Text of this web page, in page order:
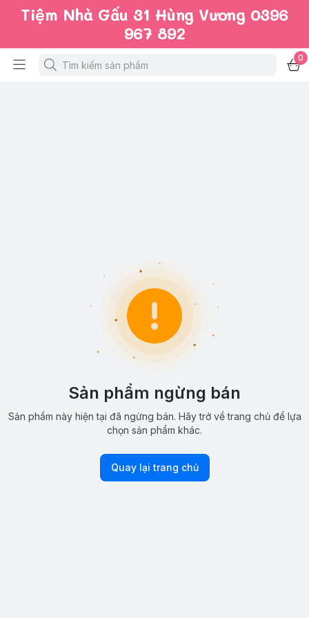
Tiệm Nhà Gấu 31 Hùng Vương 0396
967 892
0
Sản phẩm ngừng bán
Sản phẩm này hiện tại đã ngừng bán. Hãy trở về trang chủ để lựa
chọn sản phẩm khác.
Quay lại trang chủ